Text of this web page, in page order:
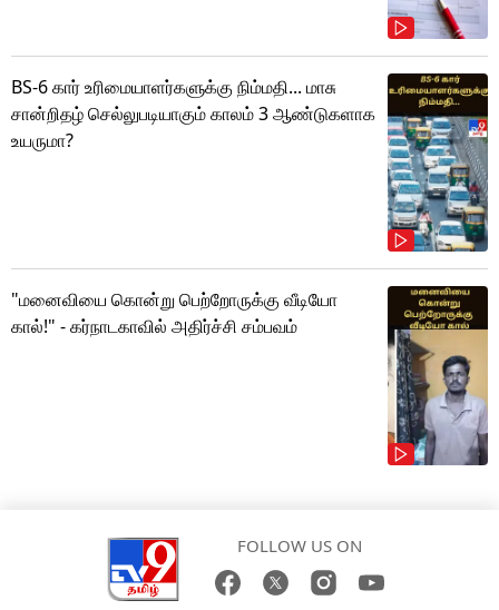
BS-6 கார் உரிமையாளர்களுக்கு நிம்மதி... மாசு
சான்றிதழ் செல்லுபடியாகும் காலம் 3 ஆண்டுகளாக
உயருமா?
"மனைவியை கொன்று பெற்றோருக்கு வீடியோ
கால்!" - கர்நாடகாவில் அதிர்ச்சி சம்பவம்
FOLLOW US ON